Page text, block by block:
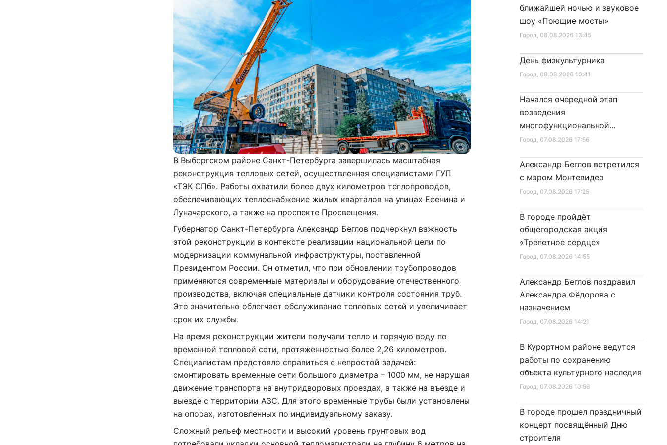
В Выборгском районе Санкт-Петербурга завершилась масштабная
реконструкция тепловых сетей, осуществленная специалистами ГУП
«ТЭК СПб». Работы охватили более двух километров теплопроводов,
обеспечивающих теплоснабжение жилых кварталов на улицах Есенина и
Луначарского, а также на проспекте Просвещения.
Губернатор Санкт-Петербурга Александр Беглов подчеркнул важность
этой реконструкции в контексте реализации национальной цели по
модернизации коммунальной инфраструктуры, поставленной
Президентом России. Он отметил, что при обновлении трубопроводов
применяются современные материалы и оборудование отечественного
производства, включая специальные датчики контроля состояния труб.
Это значительно облегчает обслуживание тепловых сетей и увеличивает
срок их службы.
На время реконструкции жители получали тепло и горячую воду по
временной тепловой сети, протяженностью более 2,26 километров.
Специалистам предстояло справиться с непростой задачей:
смонтировать временные сети большого диаметра – 1000 мм, не нарушая
движение транспорта на внутридворовых проездах, а также на въезде и
выезде с территории АЗС. Для этого временные трубы были установлены
на опорах, изготовленных по индивидуальному заказу.
Сложный рельеф местности и высокий уровень грунтовых вод
Город, 08.08.2026 13:45
ближайшей ночью и звуковое
шоу «Поющие мосты»
Город, 08.08.2026 10:41
День физкультурника
Город, 07.08.2026 17:56
Начался очередной этап
возведения
многофункциональной
площадки центра спорта
Город, 07.08.2026 17:25
Александр Беглов встретился
с мэром Монтевидео
Город, 07.08.2026 14:55
В городе пройдёт
общегородская акция
«Трепетное сердце»
Город, 07.08.2026 14:21
Александр Беглов поздравил
Александра Фёдорова с
назначением
Город, 07.08.2026 10:56
В Курортном районе ведутся
работы по сохранению
объекта культурного наследия
В городе прошел праздничный
концерт посвящённый Дню
строителя